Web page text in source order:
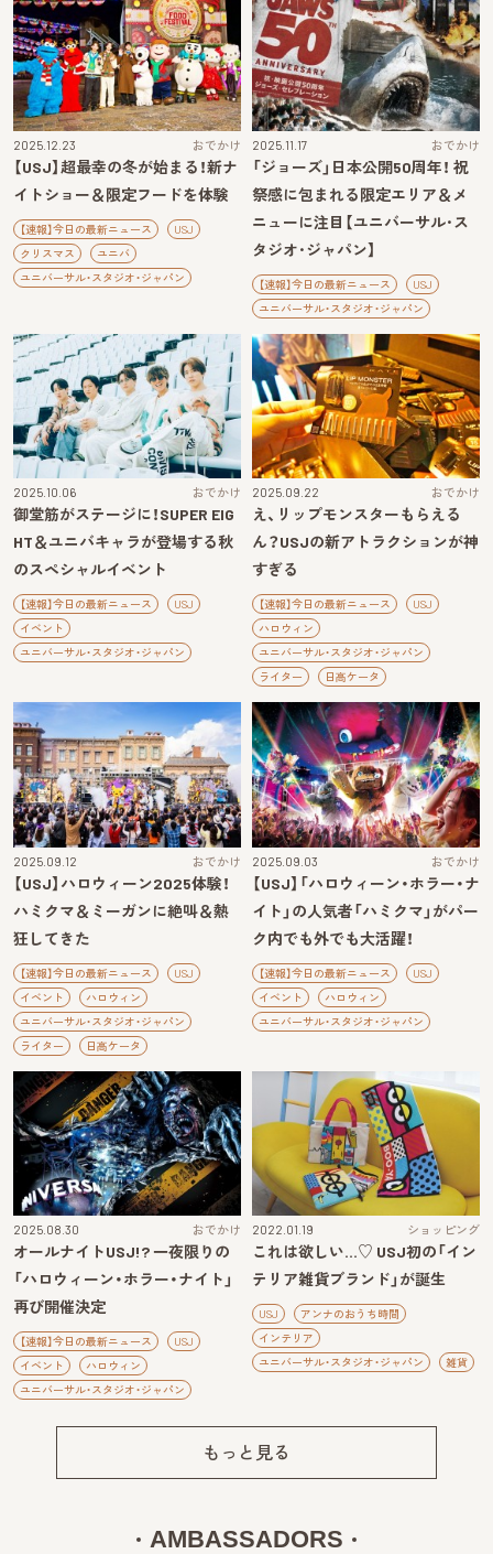
2025.12.23 おでかけ
【USJ】超最幸の冬が始まる！新ナ
イトショー＆限定フードを体験
【速報】今日の最新ニュース
USJ
クリスマス
ユニバ
ユニバーサル・スタジオ・ジャパン
2025.11.17 おでかけ
「ジョーズ」日本公開50周年！ 祝
祭感に包まれる限定エリア＆メ
ニューに注目【ユニバーサル･ス
タジオ･ジャパン】
【速報】今日の最新ニュース
USJ
ユニバーサル・スタジオ・ジャパン
2025.10.06 おでかけ
御堂筋がステージに！SUPER EIG
HT＆ユニバキャラが登場する秋
のスペシャルイベント
【速報】今日の最新ニュース
USJ
イベント
ユニバーサル・スタジオ・ジャパン
2025.09.22 おでかけ
え、リップモンスターもらえる
ん？USJの新アトラクションが神
すぎる
【速報】今日の最新ニュース
USJ
ハロウィン
ユニバーサル・スタジオ・ジャパン
ライター
日高ケータ
2025.09.12 おでかけ
【USJ】ハロウィーン2025体験！
ハミクマ＆ミーガンに絶叫＆熱
狂してきた
【速報】今日の最新ニュース
USJ
イベント
ハロウィン
ユニバーサル・スタジオ・ジャパン
ライター
日高ケータ
2025.09.03 おでかけ
【USJ】「ハロウィーン・ホラー・ナ
イト」の人気者「ハミクマ」がパー
ク内でも外でも大活躍！
【速報】今日の最新ニュース
USJ
イベント
ハロウィン
ユニバーサル・スタジオ・ジャパン
2025.08.30 おでかけ
オールナイトUSJ!? 一夜限りの
「ハロウィーン・ホラー・ナイト」
再び開催決定
【速報】今日の最新ニュース
USJ
イベント
ハロウィン
ユニバーサル・スタジオ・ジャパン
2022.01.19 ショッピング
これは欲しい…♡ USJ初の「イン
テリア雑貨ブランド」が誕生
USJ
アンナのおうち時間
インテリア
ユニバーサル・スタジオ・ジャパン
雑貨
もっと見る
AMBASSADORS